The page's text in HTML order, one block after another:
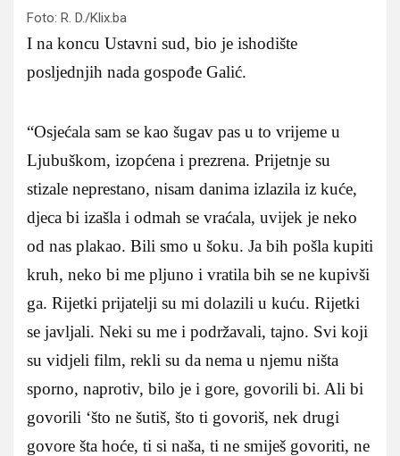
Foto: R. D./Klix.ba
I na koncu Ustavni sud, bio je ishodište
posljednjih nada gospođe Galić.
“Osjećala sam se kao šugav pas u to vrijeme u
Ljubuškom, izopćena i prezrena. Prijetnje su
stizale neprestano, nisam danima izlazila iz kuće,
djeca bi izašla i odmah se vraćala, uvijek je neko
od nas plakao. Bili smo u šoku. Ja bih pošla kupiti
kruh, neko bi me pljuno i vratila bih se ne kupivši
ga. Rijetki prijatelji su mi dolazili u kuću. Rijetki
se javljali. Neki su me i podržavali, tajno. Svi koji
su vidjeli film, rekli su da nema u njemu ništa
sporno, naprotiv, bilo je i gore, govorili bi. Ali bi
govorili ‘što ne šutiš, što ti govoriš, nek drugi
govore šta hoće, ti si naša, ti ne smiješ govoriti, ne